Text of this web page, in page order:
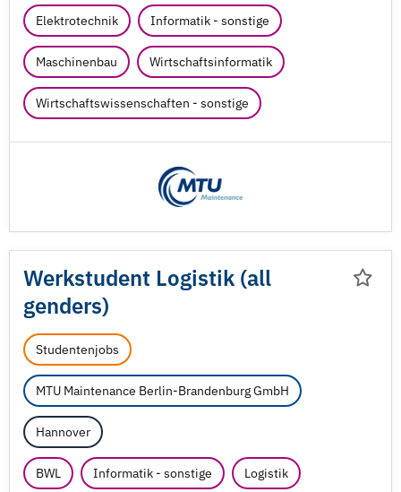
Elektrotechnik Informatik - sonstige
Maschinenbau Wirtschaftsinformatik
Wirtschaftswissenschaften - sonstige
Werkstudent Logistik (all
genders)
Studentenjobs
MTU Maintenance Berlin-Brandenburg GmbH
Hannover
BWL Informatik - sonstige Logistik